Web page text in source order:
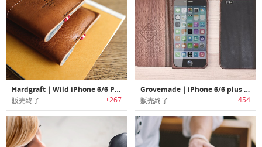
Hardgraft｜Wild iPhone 6/6 Plus, iPhone 7/7 Plus革製ケース
販売終了 +267
Grovemade｜iPhone 6/6 plus 7/7 plus木と革製ケース
販売終了 +454